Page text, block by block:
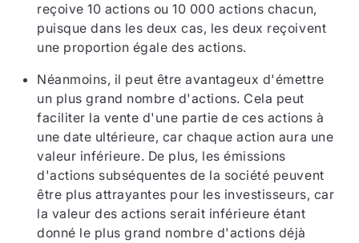
reçoive 10 actions ou 10 000 actions chacun,
puisque dans les deux cas, les deux reçoivent
une proportion égale des actions.
Néanmoins, il peut être avantageux d'émettre
un plus grand nombre d'actions. Cela peut
faciliter la vente d'une partie de ces actions à
une date ultérieure, car chaque action aura une
valeur inférieure. De plus, les émissions
d'actions subséquentes de la société peuvent
être plus attrayantes pour les investisseurs, car
la valeur des actions serait inférieure étant
donné le plus grand nombre d'actions déjà